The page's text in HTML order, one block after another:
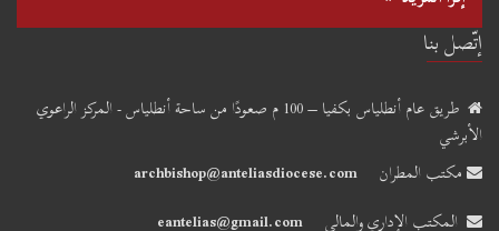
إتّصل بنا
طريق عام أنطلياس بكفيا – 100 م صعودًا من ساحة أنطلياس - المركز الراعوي
الأبرشي
مكتب المطران
archbishop@anteliasdiocese.com
المكتب الإداري والمالي
eantelias@gmail.com